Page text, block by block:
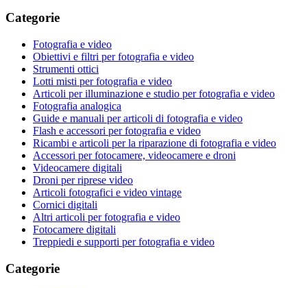
Categorie
Fotografia e video
Obiettivi e filtri per fotografia e video
Strumenti ottici
Lotti misti per fotografia e video
Articoli per illuminazione e studio per fotografia e video
Fotografia analogica
Guide e manuali per articoli di fotografia e video
Flash e accessori per fotografia e video
Ricambi e articoli per la riparazione di fotografia e video
Accessori per fotocamere, videocamere e droni
Videocamere digitali
Droni per riprese video
Articoli fotografici e video vintage
Cornici digitali
Altri articoli per fotografia e video
Fotocamere digitali
Treppiedi e supporti per fotografia e video
Categorie